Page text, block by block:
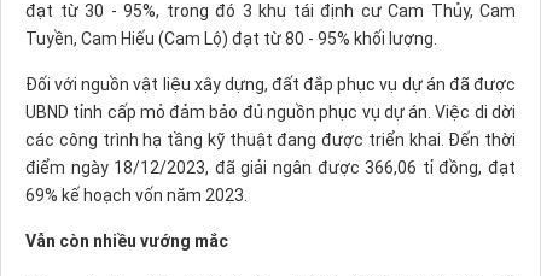
đạt từ 30 - 95%, trong đó 3 khu tái định cư Cam Thủy, Cam
Tuyền, Cam Hiếu (Cam Lộ) đạt từ 80 - 95% khối lượng.
Đối với nguồn vật liệu xây dựng, đất đắp phục vụ dự án đã được
UBND tỉnh cấp mỏ đảm bảo đủ nguồn phục vụ dự án. Việc di dời
các công trình hạ tầng kỹ thuật đang được triển khai. Đến thời
điểm ngày 18/12/2023, đã giải ngân được 366,06 tỉ đồng, đạt
69% kế hoạch vốn năm 2023.
Vẫn còn nhiều vướng mắc